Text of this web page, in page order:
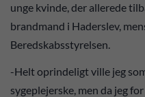
unge kvinde, der allerede
brandmand i Haderslev,
Beredskabsstyrelsen.
-Helt oprindeligt ville jeg
sygeplejerske, men da jeg